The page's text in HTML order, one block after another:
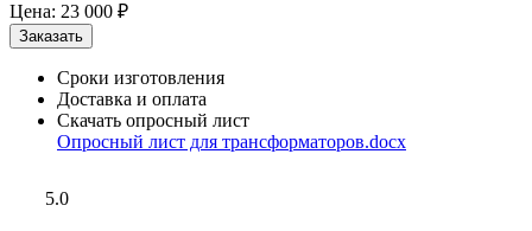
Цена: 23 000 ₽
Сроки изготовления
Доставка и оплата
Скачать опросный лист
Опросный лист для трансформаторов.docx
5.0